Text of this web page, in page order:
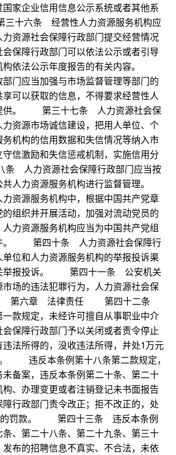
家企业信用信息公示系统或者其他系
十六条 经营性人力资源服务机构应
资源社会保障行政部门提交经营情况
保障行政部门可以依法公示或者引导
构依法公示年度报告的有关内容。
门应当加强与市场监督管理等部门的
可以获取的信息，不得要求经营性人
供。 第三十七条 人力资源社会保
资源市场诚信建设，把用人单位、个
机构的信用数据和失信情况等纳入市
信激励和失信惩戒机制，实施信用分
人力资源社会保障行政部门应当按
人力资源服务机构进行监督管理。
源服务机构中，根据中国共产党章
组织并开展活动，加强对流动党员的
力资源服务机构应当为中国共产党组
。 第四十条 人力资源社会保障行
位和人力资源服务机构的举报投诉渠
举报投诉。 第四十一条 公安机关
场的违法犯罪行为，人力资源社会保
。 第六章 法律责任 第四十二条
款规定，未经许可擅自从事职业中介
保障行政部门予以关闭或者责令停止
法所得的，没收违法所得，并处1万元
违反本条例第十八条第二款规定，
备案，违反本条例第二十条、第二十
、办理变更或者注销登记未书面报告
行政部门责令改正；拒不改正的，处
的罚款。 第四十三条 违反本条例
、第二十八条、第二十九条、第三十
布的招聘信息不真实、不合法，未依